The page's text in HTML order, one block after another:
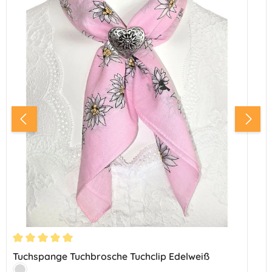
Durchschnittliche Bewertung von 5 von 5 Sternen
Tuchspange Tuchbrosche Tuchclip Edelweiß
Farbe: